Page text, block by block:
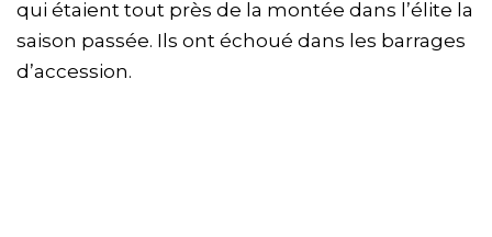
qui étaient tout près de la montée dans l’élite la
saison passée. Ils ont échoué dans les barrages
d’accession.